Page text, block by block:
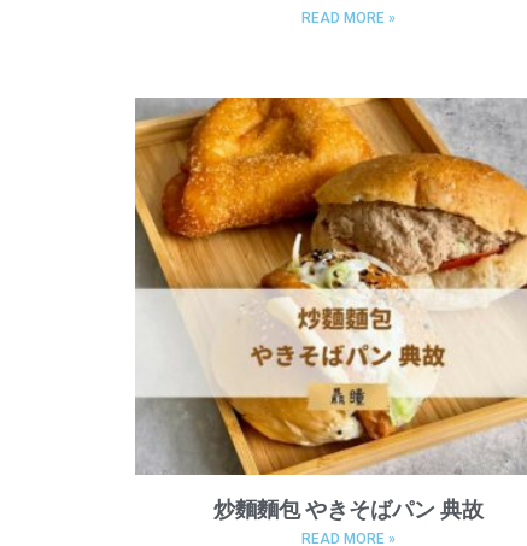
READ MORE »
炒麵麵包 やきそばパン 典故
READ MORE »